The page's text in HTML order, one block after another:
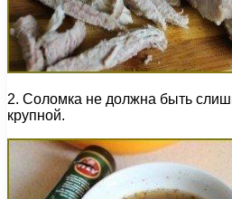
2. Соломка не должна быть
крупной.